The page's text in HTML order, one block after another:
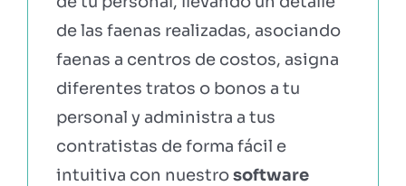
de las faenas realizadas, asociando
faenas a centros de costos, asigna
diferentes tratos o bonos a tu
personal y administra a tus
contratistas de forma fácil e
intuitiva con nuestrosoftware